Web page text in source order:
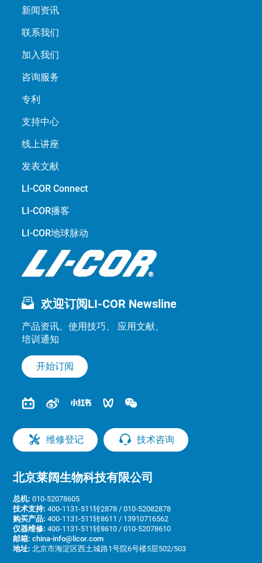
欢迎订阅LI-COR Newsline
产品资讯、使用技巧、 应用文献、
培训通知
开始订阅
新闻资讯
联系我们
加入我们
咨询服务
专利
支持中心
线上讲座
发表文献
LI-COR Connect
LI-COR播客
LI-COR地球脉动
维修登记 技术咨询
北京莱阔生物科技有限公司
总机: 010-52078605
技术支持: 400-1131-511转2878 / 010-52082878
购买产品: 400-1131-511转8611 / 13910716562
仪器维修: 400-1131-511转8610 / 010-52078610
邮箱: china-info@licor.com
地址: 北京市海淀区西土城路1号院6号楼5层502/503